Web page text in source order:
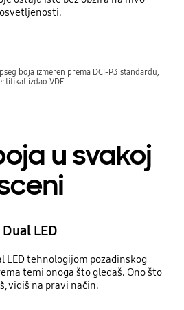
osvetljenosti.
boja izmeren prema DCI-P3 standardu,
izdao VDE.
u svakoj
Dual LED
LED tehnologijom pozadinskog
temi onoga što gledaš. Ono što
vidiš na pravi način.